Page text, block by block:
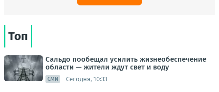
Топ
Сальдо пообещал усилить жизнеобеспечение
области — жители ждут свет и воду
СМИ Сегодня, 10:33